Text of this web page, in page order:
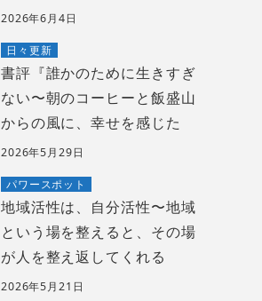
2026年6月4日
日々更新
書評『誰かのために生きすぎ
ない〜朝のコーヒーと飯盛山
からの風に、幸せを感じた
2026年5月29日
パワースポット
地域活性は、自分活性〜地域
という場を整えると、その場
が人を整え返してくれる
2026年5月21日